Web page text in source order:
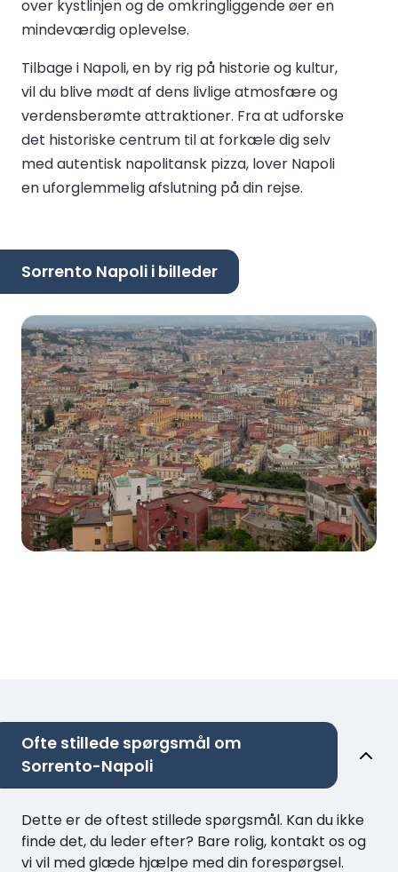
over kystlinjen og de omkringliggende øer en
mindeværdig oplevelse.
Tilbage i Napoli, en by rig på historie og kultur,
vil du blive mødt af dens livlige atmosfære og
verdensberømte attraktioner. Fra at udforske
det historiske centrum til at forkæle dig selv
med autentisk napolitansk pizza, lover Napoli
en uforglemmelig afslutning på din rejse.
Sorrento Napoli i billeder
Ofte stillede spørgsmål om
Sorrento-Napoli
Dette er de oftest stillede spørgsmål. Kan du ikke
finde det, du leder efter? Bare rolig, kontakt os og
vi vil med glæde hjælpe med din forespørgsel.